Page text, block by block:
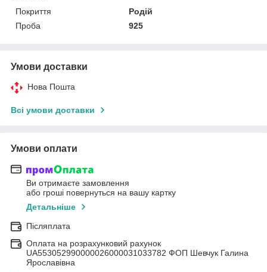
Покриття
Родій
Проба
925
Умови доставки
Нова Пошта
Всі умови доставки
Умови оплати
Ви отримаєте замовлення
або гроші повернуться на вашу картку
Детальніше
Післяплата
Оплата на розрахунковий рахунок
UA553052990000026000031033782 ФОП Шевчук Галина
Ярославівна